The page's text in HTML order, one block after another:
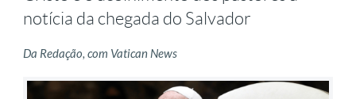
notícia da chegada do Salvador
Da Redação, com Vatican News